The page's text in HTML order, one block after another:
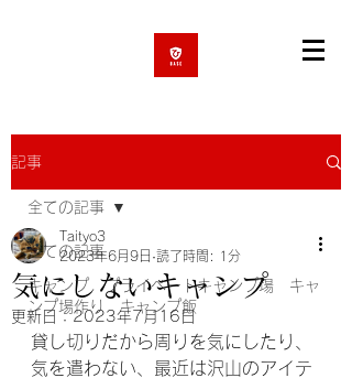
記事
全ての記事
キャンプ プライベートキャンプ場 キャ
ンプ場作り キャンプ飯
全ての記事
気にしないキャンプ
Taityo3
2023年6月9日 読了時間: 1分
更新日：2023年7月16日
貸し切りだから周りを気にしたり、
気を遣わない、最近は沢山のアイテ